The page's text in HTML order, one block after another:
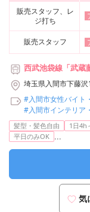
販売スタッフ、レ
ジ打ち
販売スタッフ
西武池袋線「武蔵
埼玉県入間市下藤
#入間市女性バイト
#入間市インテリア
髪型・髪色自由 1日4h
平日のみOK ...
気